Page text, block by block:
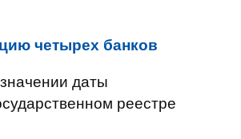
четырех банков
даты
реестре